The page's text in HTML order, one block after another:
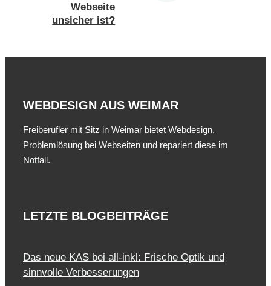
Webseite
unsicher ist?
WEBDESIGN AUS WEIMAR
Freiberufler mit Sitz in Weimar bietet Webdesign,
Problemlösung bei Webseiten und repariert diese im
Notfall.
LETZTE BLOGBEITRÄGE
Das neue KAS bei all-inkl: Frische Optik und
sinnvolle Verbesserungen